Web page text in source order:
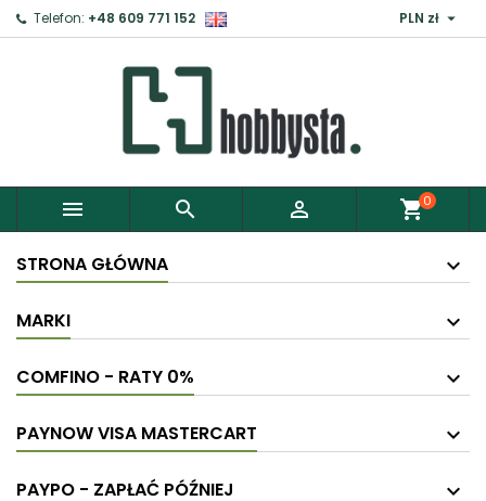
Telefon: +48 609 771 152 PLN zł 
   shopping_cart0
STRONA GŁÓWNA
MARKI
COMFINO - RATY 0%
PAYNOW VISA MASTERCART
PAYPO - ZAPŁAĆ PÓŹNIEJ